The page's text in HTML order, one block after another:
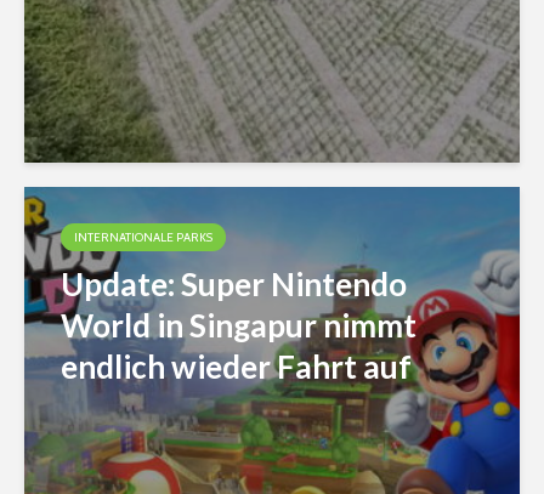
INTERNATIONALE PARKS
Update: Super Nintendo
World in Singapur nimmt
endlich wieder Fahrt auf